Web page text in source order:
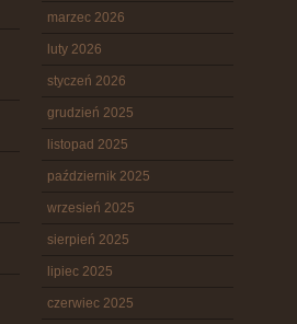
marzec 2026
luty 2026
styczeń 2026
grudzień 2025
listopad 2025
październik 2025
wrzesień 2025
sierpień 2025
lipiec 2025
czerwiec 2025